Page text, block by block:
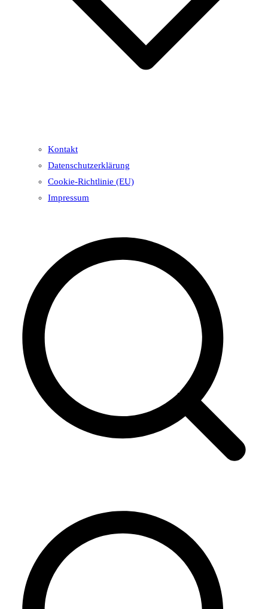
Kontakt
Datenschutzerklärung
Cookie-Richtlinie (EU)
Impressum